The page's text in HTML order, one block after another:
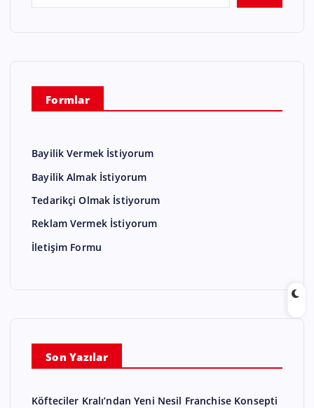
Formlar
Bayilik Vermek İstiyorum
Bayilik Almak İstiyorum
Tedarikçi Olmak İstiyorum
Reklam Vermek İstiyorum
İletişim Formu
Son Yazılar
Köfteciler Kralı’ndan Yeni Nesil Franchise Konsepti